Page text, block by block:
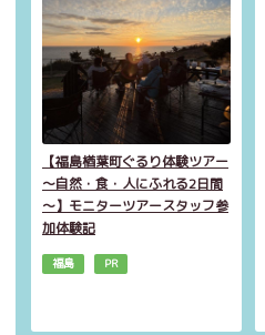
【福島楢葉町ぐるり体験ツアー
～自然・食・人にふれる2日間
～】モニターツアースタッフ参
加体験記
福島 PR